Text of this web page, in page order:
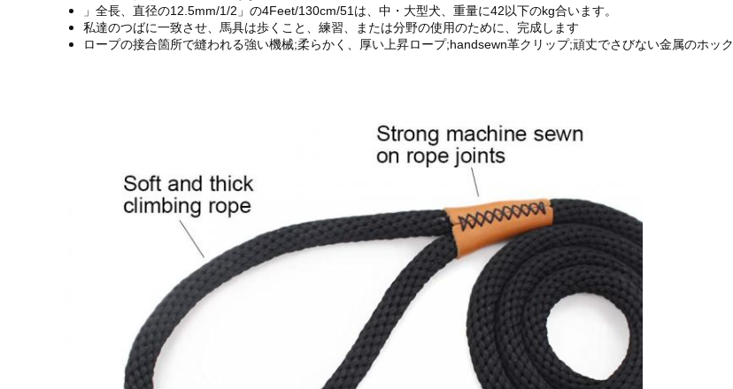
」全長、直径の12.5mm/1/2」の4Feet/130cm/51は、中・大型犬、重量に42以下のkg合います。
私達のつばに一致させ、馬具は歩くこと、練習、または分野の使用のために、完成します
ロープの接合箇所で縫われる強い機械;柔らかく、厚い上昇ロープ;handsewn革クリップ;頑丈でさびない金属のホック